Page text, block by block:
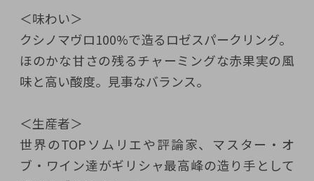
＜味わい＞
クシノマヴロ100%で造るロゼスパークリング。
ほのかな甘さの残るチャーミングな赤果実の風
味と高い酸度。見事なバランス。
＜生産者＞
世界のTOPソムリエや評論家、マスター・オ
ブ・ワイン達がギリシャ最高峰の造り手として